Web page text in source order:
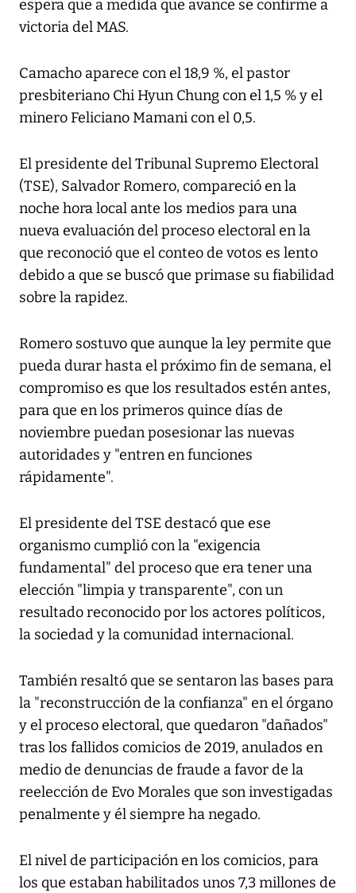
espera que a medida que avance se confirme a
victoria del MAS.
Camacho aparece con el 18,9 %, el pastor
presbiteriano Chi Hyun Chung con el 1,5 % y el
minero Feliciano Mamani con el 0,5.
El presidente del Tribunal Supremo Electoral
(TSE), Salvador Romero, compareció en la
noche hora local ante los medios para una
nueva evaluación del proceso electoral en la
que reconoció que el conteo de votos es lento
debido a que se buscó que primase su fiabilidad
sobre la rapidez.
Romero sostuvo que aunque la ley permite que
pueda durar hasta el próximo fin de semana, el
compromiso es que los resultados estén antes,
para que en los primeros quince días de
noviembre puedan posesionar las nuevas
autoridades y "entren en funciones
rápidamente".
El presidente del TSE destacó que ese
organismo cumplió con la "exigencia
fundamental" del proceso que era tener una
elección "limpia y transparente", con un
resultado reconocido por los actores políticos,
la sociedad y la comunidad internacional.
También resaltó que se sentaron las bases para
la "reconstrucción de la confianza" en el órgano
y el proceso electoral, que quedaron "dañados"
tras los fallidos comicios de 2019, anulados en
medio de denuncias de fraude a favor de la
reelección de Evo Morales que son investigadas
penalmente y él siempre ha negado.
El nivel de participación en los comicios, para
los que estaban habilitados unos 7,3 millones de